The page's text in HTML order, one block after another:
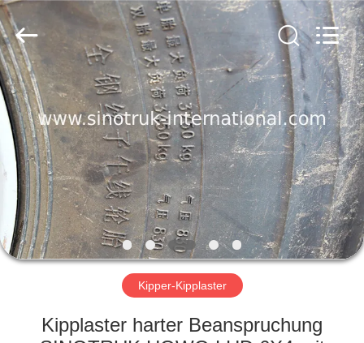
ZU
HAUSE
PRODUKTE
ÜBER
UNS
WERKSBESICHTIGUNG
INTERNATIONAL
CO.,
LTD..
All
Rights
Reserved.
Kipper-Kipplaster
Kipplaster harter Beanspruchung